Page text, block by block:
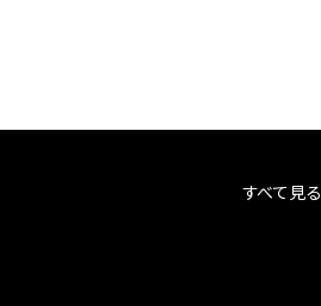
すべて見る